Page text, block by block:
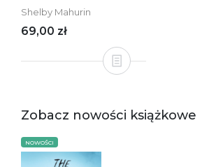
Shelby Mahurin
69,00 zł
Zobacz nowości książkowe
NOWOŚCI